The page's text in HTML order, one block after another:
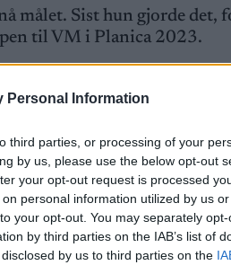
Personal Information
third parties, or processing of your
by us, please use the below opt-out
your opt-out request is processed
personal information utilized by us
your opt-out. You may separately
by third parties on the IAB’s list of
by us to third parties on the
målet. Sist hun gjorde det,
til VM i Planica 2023.
også det er litt ekkelt
på en ny sesong uten å ha
Flugstad Østberg.
sett vært frisk og skadefri,